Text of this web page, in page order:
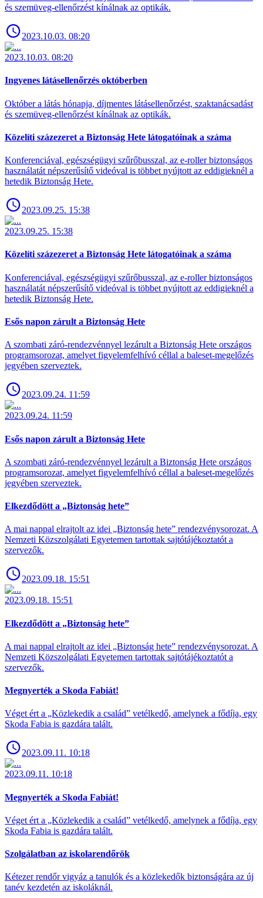
és szemüveg-ellenőrzést kínálnak az optikák.
2023.10.03. 08:20
2023.10.03. 08:20
Ingyenes látásellenőrzés októberben
Október a látás hónapja, díjmentes látásellenőrzést, szaktanácsadást
és szemüveg-ellenőrzést kínálnak az optikák.
Közelíti százezeret a Biztonság Hete látogatóinak a száma
Konferenciával, egészségügyi szűrőbusszal, az e-roller biztonságos
használatát népszerűsítő videóval is többet nyújtott az eddigieknél a
hetedik Biztonság Hete.
2023.09.25. 15:38
2023.09.25. 15:38
Közelíti százezeret a Biztonság Hete látogatóinak a száma
Konferenciával, egészségügyi szűrőbusszal, az e-roller biztonságos
használatát népszerűsítő videóval is többet nyújtott az eddigieknél a
hetedik Biztonság Hete.
Esős napon zárult a Biztonság Hete
A szombati záró-rendezvénnyel lezárult a Biztonság Hete országos
programsorozat, amelyet figyelemfelhívó céllal a baleset-megelőzés
jegyében szerveztek.
2023.09.24. 11:59
2023.09.24. 11:59
Esős napon zárult a Biztonság Hete
A szombati záró-rendezvénnyel lezárult a Biztonság Hete országos
programsorozat, amelyet figyelemfelhívó céllal a baleset-megelőzés
jegyében szerveztek.
Elkezdődött a „Biztonság hete”
A mai nappal elrajtolt az idei „Biztonság hete” rendezvénysorozat. A
Nemzeti Közszolgálati Egyetemen tartottak sajtótájékoztatót a
szervezők.
2023.09.18. 15:51
2023.09.18. 15:51
Elkezdődött a „Biztonság hete”
A mai nappal elrajtolt az idei „Biztonság hete” rendezvénysorozat. A
Nemzeti Közszolgálati Egyetemen tartottak sajtótájékoztatót a
szervezők.
Megnyerték a Skoda Fabiát!
Véget ért a „Közlekedik a család” vetélkedő, amelynek a fődíja, egy
Skoda Fabia is gazdára talált.
2023.09.11. 10:18
2023.09.11. 10:18
Megnyerték a Skoda Fabiát!
Véget ért a „Közlekedik a család” vetélkedő, amelynek a fődíja, egy
Skoda Fabia is gazdára talált.
Szolgálatban az iskolarendőrök
Kétezer rendőr vigyáz a tanulók és a közlekedők biztonságára az új
tanév kezdetén az iskoláknál.